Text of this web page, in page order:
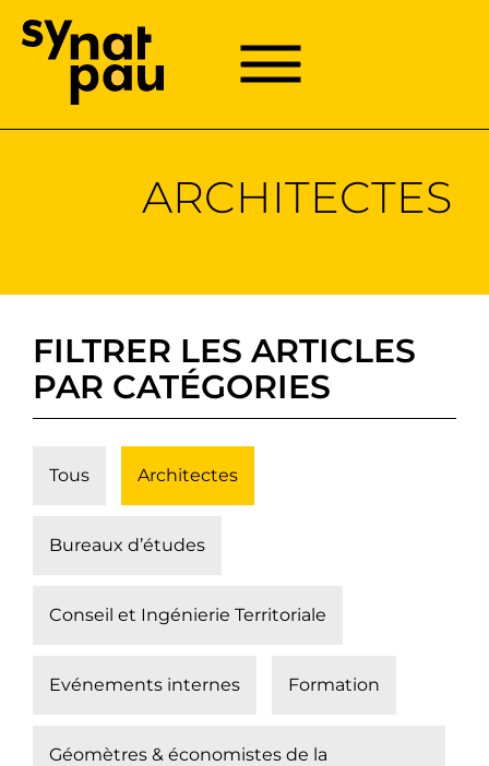
Passer
Menu principal
Menu
ARCHITECTES
FILTRER LES ARTICLES
PAR CATÉGORIES
Tous Architectes
Bureaux d’études
Conseil et Ingénierie Territoriale
Evénements internes Formation
Géomètres & économistes de la